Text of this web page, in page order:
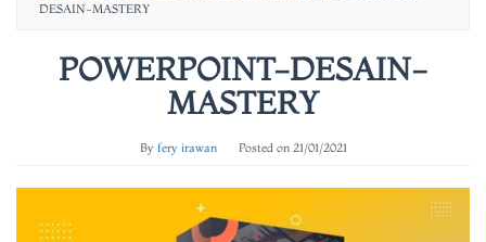
DESAIN-MASTERY
POWERPOINT-DESAIN-
MASTERY
By fery irawan Posted on 21/01/2021